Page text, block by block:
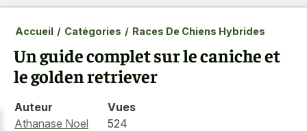
Accueil / Catégories / Races De Chiens Hybrides
Un guide complet sur le caniche et
le golden retriever
Auteur
Athanase Noel
Vues
524